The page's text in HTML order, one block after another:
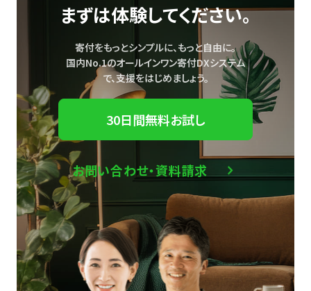
まずは体験してください。
寄付をもっとシンプルに、もっと自由に。
国内No.1のオールインワン寄付DXシステム
で、支援をはじめましょう。
30日間無料お試し
お問い合わせ・資料請求